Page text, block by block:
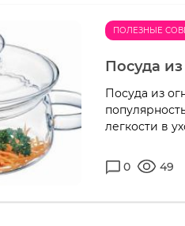
ПОЛЕЗНЫЕ
Посуда из
Посуда из
легкости в
0 49